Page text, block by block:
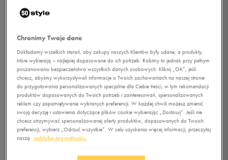
1/3
Chronimy Twoje dane
Dokładamy wszelkich starań, aby zakupy naszych Klientów były udane, a produkty,
które wybierają – najlepiej dopasowane do ich potrzeb. Robimy to jednak przy pełnym
poszanowaniu bezpieczeństwa wszystkich danych osobowych. Kliknij „OK”, jeśli
chcesz, abyśmy wykorzystywali informacje o Twoich zachowaniach na naszej stronie
do przygotowania personalizowanych specjalnie dla Ciebie treści, w tym rekomendacji
produktów dopasowanych do Twoich potrzeb i zainteresowań, spersonalizowanych
reklam czy zapamiętywanie wybranych preferencji. W każdej chwili możesz zmienić
swoją decyzję i ustawienia dotyczące plików cookie wybierając „Dostosuj”. Jeśli nie
chcesz otrzymywać spersonalizowanej oferty produktów, dopasowanych do Twoich
preferencji, wybierz „Odrzuć wszystkie”. W celu uzyskania więcej informacji, przeczytaj
naszą
politykę prywatności.